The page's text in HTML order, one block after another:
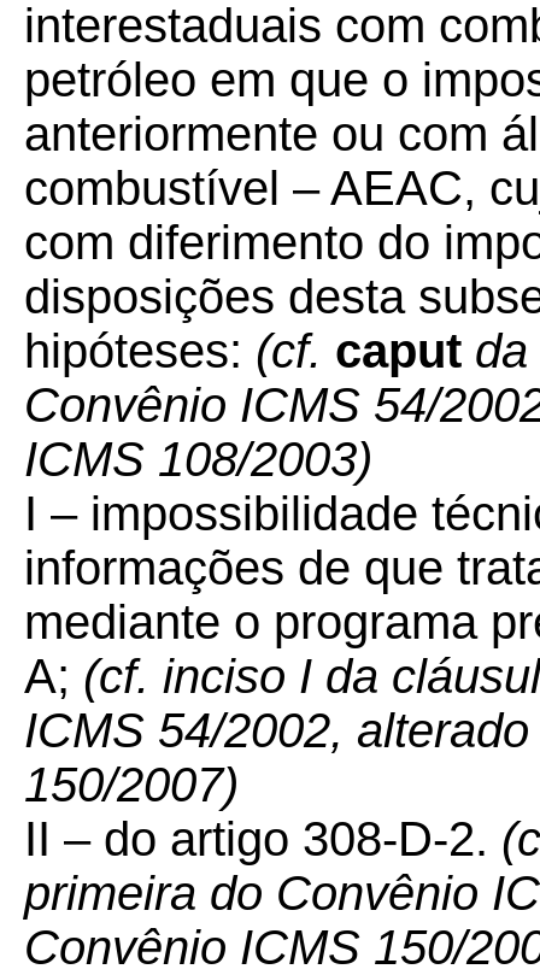
interestaduais com
petróleo em que o
anteriormente ou com
combustível – AEAC,
com diferimento do
disposições desta
hipóteses: (cf. caput da
Convênio ICMS 54/
ICMS 108/2003)
I – impossibilidade
informações de que
mediante o programa
A; (cf. inciso I da
ICMS 54/2002,
150/2007)
II – do artigo 308-D-2.
primeira do Convênio
Convênio ICMS 150/